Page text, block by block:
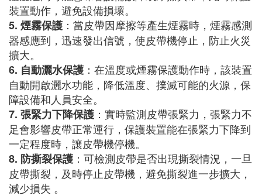
裝置動作，避免設備損壞。
5. 煙霧保護 ：當皮帶因摩擦等產生煙霧時，煙霧感測
器感應到，迅速發出信號，使皮帶機停止，防止火災
擴大。
6. 自動灑水保護 ：在溫度或煙霧保護動作時，該裝置
自動開啟灑水功能，降低溫度、撲滅可能的火源，保
障設備和人員安全。
7. 張緊力下降保護 ：實時監測皮帶張緊力，張緊力不
足會影響皮帶正常運行，保護裝置能在張緊力下降到
一定程度時，讓皮帶機停機。
8. 防撕裂保護 ：可檢測皮帶是否出現撕裂情況，一旦
皮帶撕裂，及時停止皮帶機，避免撕裂進一步擴大，
減少損失 。